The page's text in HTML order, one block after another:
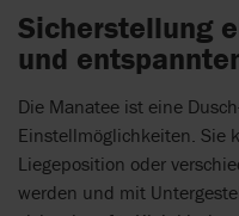
Sicherstellung
und
Die Manatee ist eine
Einstellmöglichkeiten. Sie
Liegeposition oder
werden und mit